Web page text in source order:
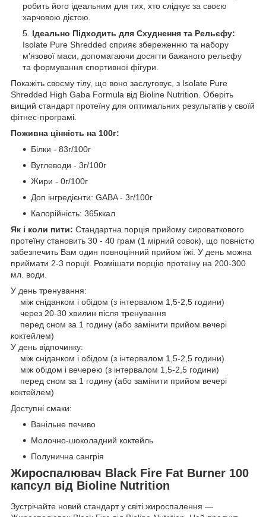
робить його ідеальним для тих, хто слідкує за своєю
харчовою дієтою.
Ідеально Підходить для Схуднення та Рельєфу:
Isolate Pure Shredded сприяє збереженню та набору
м'язової маси, допомагаючи досягти бажаного рельєфу
та формування спортивної фігури.
Покажіть своєму тілу, що воно заслуговує, з Isolate Pure
Shredded High Gaba Formula від Bioline Nutrition. Оберіть
вищий стандарт протеїну для оптимальних результатів у своїй
фітнес-програмі.
Поживна цінність на 100г:
Білки - 83г/100г
Вуглеводи - 3г/100г
Жири - 0г/100г
Доп інгредієнти: GABA - 3г/100г
Калорійність: 365ккал
Як і коли пити: Стандартна порція прийому сироваткового
протеїну становить 30 - 40 грам (1 мірний совок), що повністю
забезпечить Вам один повноцінний прийом їжі. У день можна
приймати 2-3 порції. Розмішати порцію протеїну на 200-300
мл. води.
У день тренування:
між сніданком і обідом (з інтервалом 1,5-2,5 години)
через 20-30 хвилин після тренування
перед сном за 1 годину (або замінити прийом вечері
коктейлем)
У день відпочинку:
між сніданком і обідом (з інтервалом 1,5-2,5 години)
між обідом і вечерею (з інтервалом 1,5-2,5 години)
перед сном за 1 годину (або замінити прийом вечері
коктейлем)
Доступні смаки:
Ванільне печиво
Молочно-шоколадний коктейль
Полунична сангрія
Жироспалювач Black Fire Fat Burner 100
капсул від Bioline Nutrition
Зустрічайте новий стандарт у світі жироспалення —